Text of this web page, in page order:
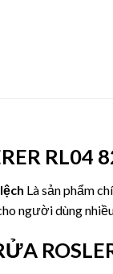
RL04
Là sản phẩm
người dùng